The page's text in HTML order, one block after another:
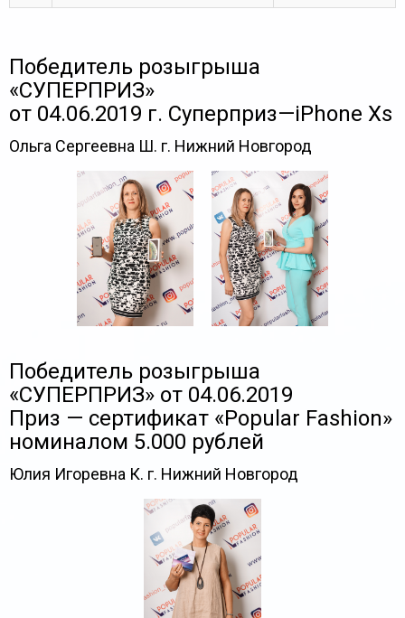
Победитель розыгрыша
«СУПЕРПРИЗ»
от 04.06.2019 г. Суперприз—iPhone Xs
Ольга Сергеевна Ш. г. Нижний Новгород
Победитель розыгрыша
«СУПЕРПРИЗ» от 04.06.2019
Приз — сертификат «Popular Fashion»
номиналом 5.000 рублей
Юлия Игоревна К. г. Нижний Новгород